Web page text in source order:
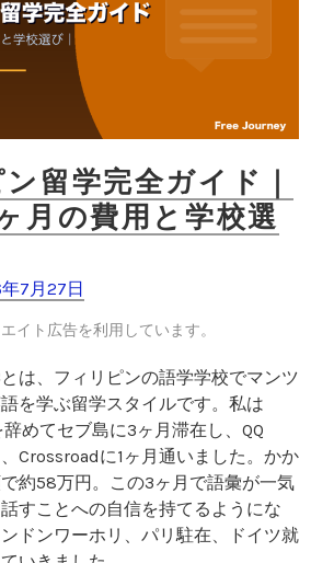
留学完全ガイド｜
月の費用と学校選
7月27日
イト広告を利用しています。
は、フィリピンの語学学校でマンツ
を学ぶ留学スタイルです。私は
めてセブ島に3ヶ月滞在し、QQ
Crossroadに1ヶ月通いました。かか
約58万円。この3ヶ月で語彙が一気
すことへの自信を持てるようにな
ドンワーホリ、パリ駐在、ドイツ就